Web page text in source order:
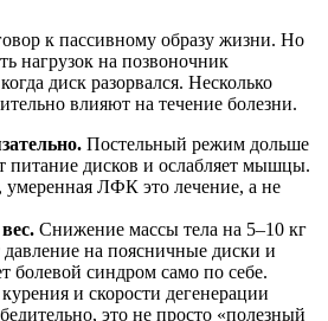
к пассивному образу жизни. Но
нагрузок на позвоночник
диск разорвался. Несколько
влияют на течение болезни.
Постельный режим дольше
питание дисков и ослабляет мышцы.
умеренная ЛФК это лечение, а не
Снижение массы тела на 5–10 кг
на поясничные диски и
болевой синдром само по себе.
и скорости дегенерации
это не просто «полезный